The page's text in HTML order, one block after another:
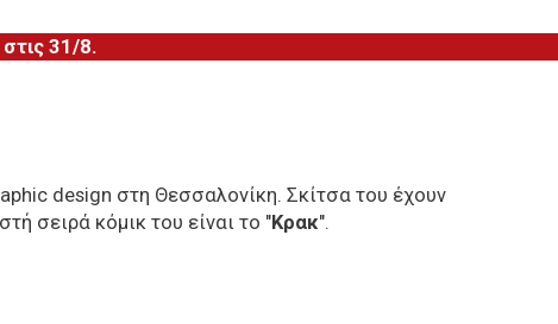
31/8.
design στη Θεσσαλονίκη. Σκίτσα του έχουν
σειρά κόμικ του είναι το "Κρακ".